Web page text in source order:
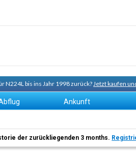
N224L bis ins Jahr 1998 zurück?Jetzt kaufen
Ankunft
der zurückliegenden 3 months.